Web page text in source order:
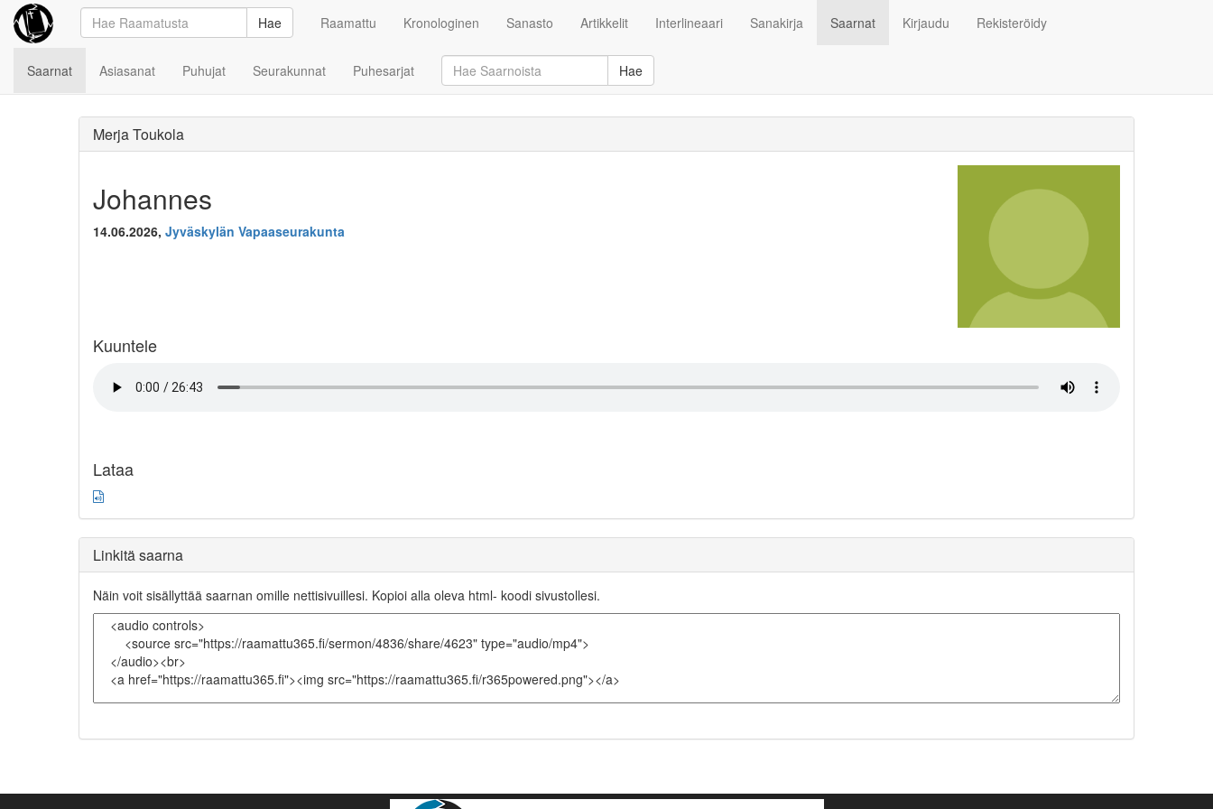
Hae Raamattu Kronologinen Sanasto Artikkelit Interlineaari Sanakirja Saarnat Kirjaudu Rekisteröidy
Saarnat Asiasanat Puhujat Seurakunnat Puhesarjat Hae
Merja Toukola
Johannes
14.06.2026, Jyväskylän Vapaaseurakunta
Kuuntele
Lataa
Linkitä saarna
Näin voit sisällyttää saarnan omille nettisivuillesi. Kopioi alla oleva html- koodi sivustollesi.